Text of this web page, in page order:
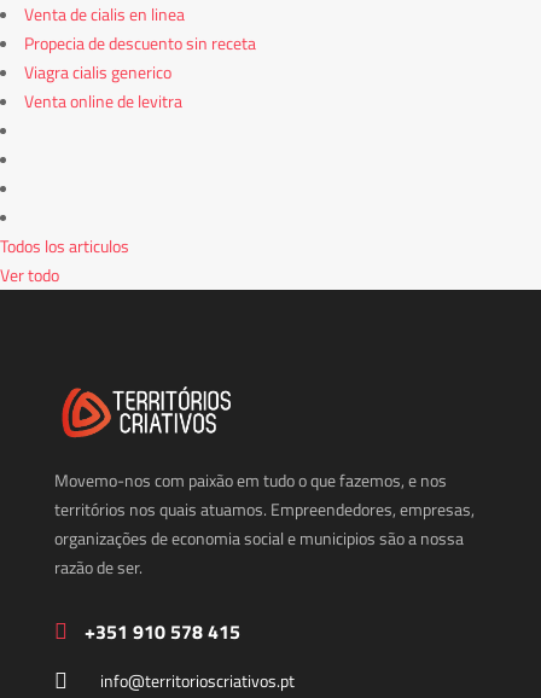
Venta de cialis en linea
Propecia de descuento sin receta
Viagra cialis generico
Venta online de levitra
Todos los articulos
Ver todo
Movemo-nos com paixão em tudo o que fazemos, e nos
territórios nos quais atuamos. Empreendedores, empresas,
organizações de economia social e municipios são a nossa
razão de ser.
+351 910 578 415
info@territorioscriativos.pt